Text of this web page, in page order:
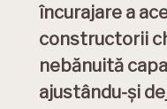
încurajare a
constructorii
nebănuită
ajustându-și